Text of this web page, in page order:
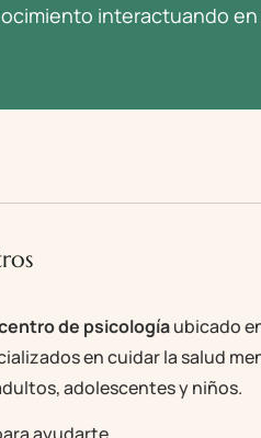
interactuando
de psicologíaubicado
en cuidar la salud
adolescentes y niños.